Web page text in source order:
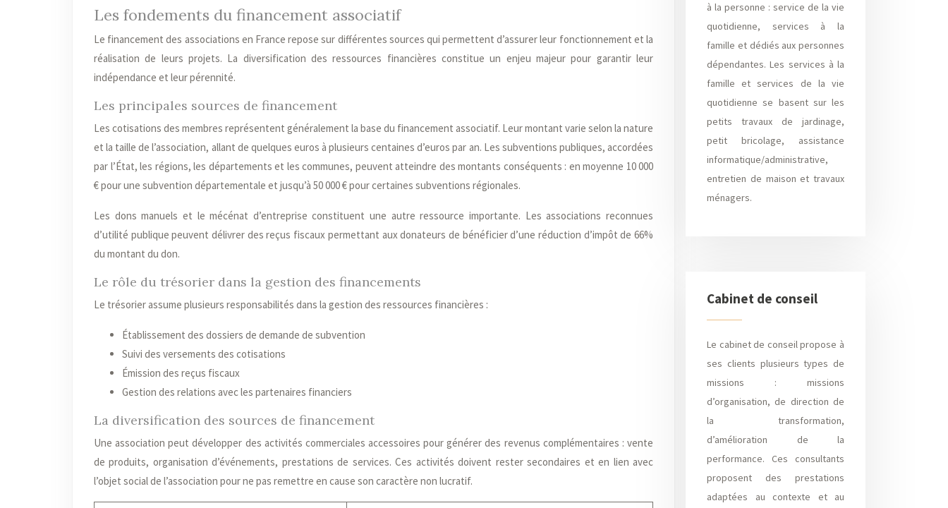
Les fondements du financement associatif
Le financement des associations en France repose sur différentes sources qui permettent d’assurer leur fonctionnement et la
réalisation de leurs projets. La diversification des ressources financières constitue un enjeu majeur pour garantir leur
indépendance et leur pérennité.
Les principales sources de financement
Les cotisations des membres représentent généralement la base du financement associatif. Leur montant varie selon la nature
et la taille de l’association, allant de quelques euros à plusieurs centaines d’euros par an. Les subventions publiques, accordées
par l’État, les régions, les départements et les communes, peuvent atteindre des montants conséquents : en moyenne 10 000
€ pour une subvention départementale et jusqu’à 50 000 € pour certaines subventions régionales.
Les dons manuels et le mécénat d’entreprise constituent une autre ressource importante. Les associations reconnues
d’utilité publique peuvent délivrer des reçus fiscaux permettant aux donateurs de bénéficier d’une réduction d’impôt de 66%
du montant du don.
Le rôle du trésorier dans la gestion des financements
Le trésorier assume plusieurs responsabilités dans la gestion des ressources financières :
Établissement des dossiers de demande de subvention
Suivi des versements des cotisations
Émission des reçus fiscaux
Gestion des relations avec les partenaires financiers
La diversification des sources de financement
Une association peut développer des activités commerciales accessoires pour générer des revenus complémentaires : vente
de produits, organisation d’événements, prestations de services. Ces activités doivent rester secondaires et en lien avec
l’objet social de l’association pour ne pas remettre en cause son caractère non lucratif.
à la personne : service de la vie
quotidienne, services à la
famille et dédiés aux personnes
dépendantes. Les services à la
famille et services de la vie
quotidienne se basent sur les
petits travaux de jardinage,
petit bricolage, assistance
informatique/administrative,
entretien de maison et travaux
ménagers.
Cabinet de conseil
Le cabinet de conseil propose à
ses clients plusieurs types de
missions : missions
d’organisation, de direction de
la transformation,
d’amélioration de la
performance. Ces consultants
proposent des prestations
adaptées au contexte et au